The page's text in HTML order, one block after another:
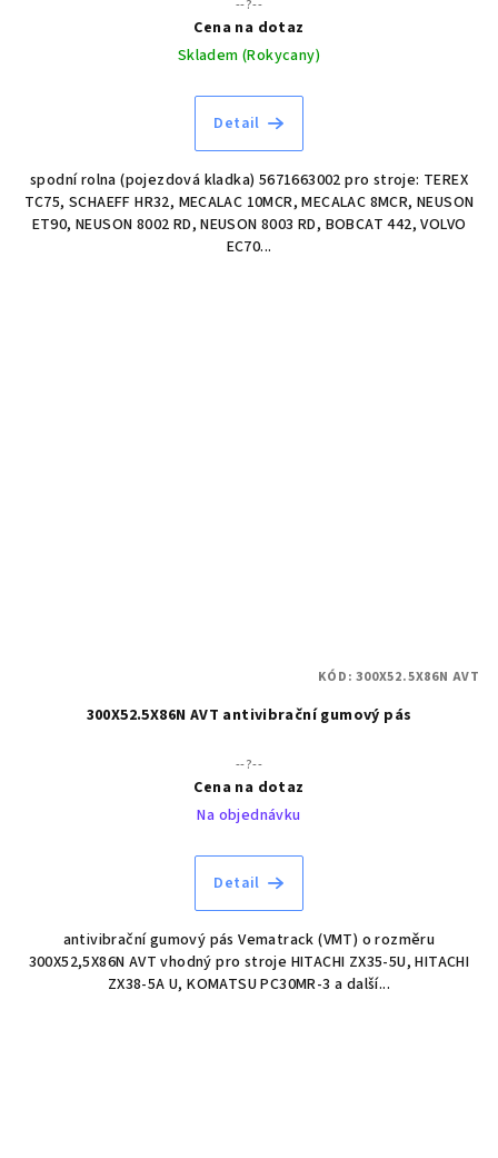
--?--
Cena na dotaz
Skladem (Rokycany)
Detail
spodní rolna (pojezdová kladka) 5671663002 pro stroje: TEREX
TC75, SCHAEFF HR32, MECALAC 10MCR, MECALAC 8MCR, NEUSON
ET90, NEUSON 8002 RD, NEUSON 8003 RD, BOBCAT 442, VOLVO
EC70...
300X52.5X86N AVT antivibrační gumový pás
--?--
Cena na dotaz
Na objednávku
Detail
antivibrační gumový pás Vematrack (VMT) o rozměru
300X52,5X86N AVT vhodný pro stroje HITACHI ZX35-5U, HITACHI
ZX38-5A U, KOMATSU PC30MR-3 a další...
KÓD:300X52.5X86N AVT